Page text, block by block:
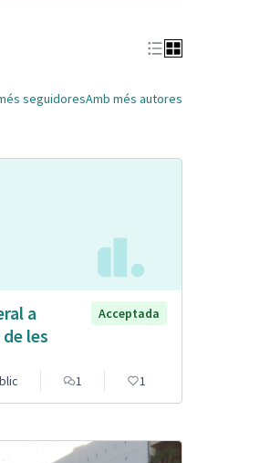
seguidoresAmb més autores
a
les
Acceptada
1 1